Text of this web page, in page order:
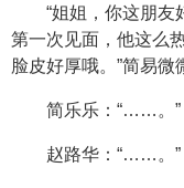
“姐姐，你这朋友
第一次见面，他这么
脸皮好厚哦。”简易微
简乐乐：“……。”
赵路华：“……。”